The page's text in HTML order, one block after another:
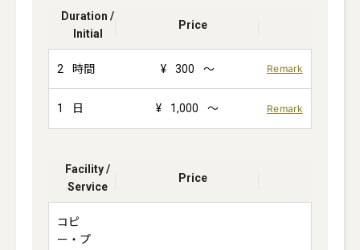
Duration /
Initial
Price
2 時間 ¥ 300 ～ Remark
1 日 ¥ 1,000 ～ Remark
Facility /
Service
Price
コピ
ー・プ